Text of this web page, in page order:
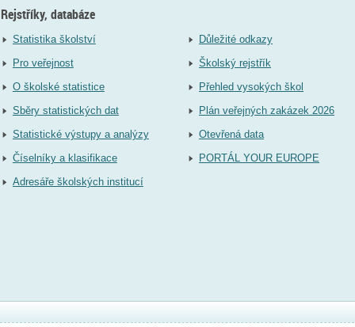
Rejstříky, databáze
Statistika školství
Pro veřejnost
O školské statistice
Sběry statistických dat
Statistické výstupy a analýzy
Číselníky a klasifikace
Adresáře školských institucí
Důležité odkazy
Školský rejstřík
Přehled vysokých škol
Plán veřejných zakázek 2026
Otevřená data
PORTÁL YOUR EUROPE